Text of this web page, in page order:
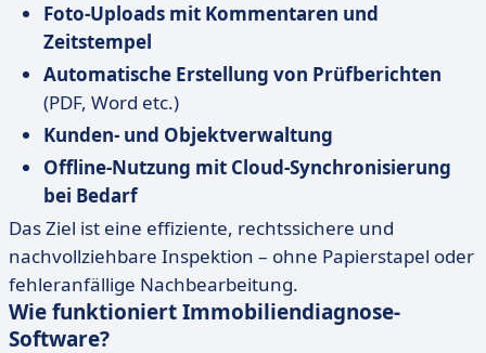
Foto-Uploads mit Kommentaren und
Zeitstempel
Automatische Erstellung von Prüfberichten
(PDF, Word etc.)
Kunden- und Objektverwaltung
Offline-Nutzung mit Cloud-Synchronisierung
bei Bedarf
Das Ziel ist eine effiziente, rechtssichere und
nachvollziehbare Inspektion – ohne Papierstapel oder
fehleranfällige Nachbearbeitung.
Wie funktioniert Immobiliendiagnose-
Software?